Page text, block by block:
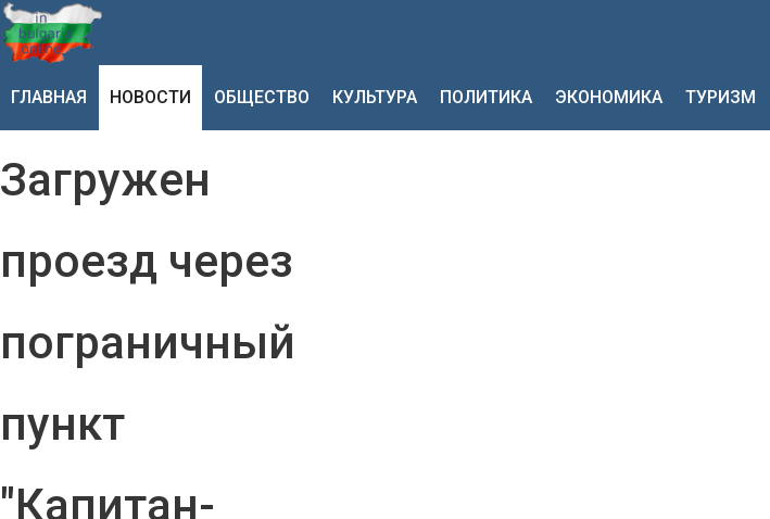
ГЛАВНАЯ НОВОСТИ ОБЩЕСТВО КУЛЬТУРА ПОЛИТИКА ЭКОНОМИКА ТУРИЗМ
Загружен
проезд через
пограничный
пункт
"Капитан-